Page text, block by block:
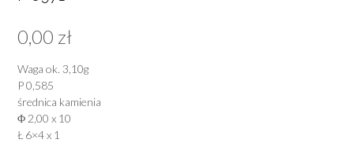
0,00 zł
Waga ok. 3,10g
P 0,585
średnica kamienia
Φ 2,00 x 10
Ł 6×4 x 1